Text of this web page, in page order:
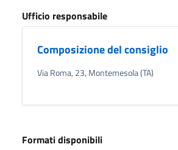
Ufficio responsabile
Composizione del consiglio
Via Roma, 23, Montemesola (TA)
Formati disponibili